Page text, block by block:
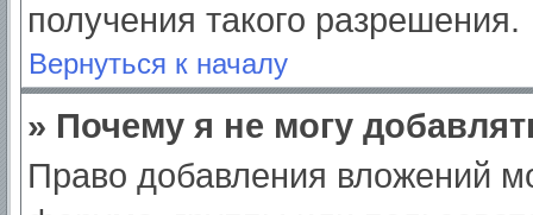
получения такого разрешения.
Вернуться к началу
» Почему я не могу
Право добавления вложений